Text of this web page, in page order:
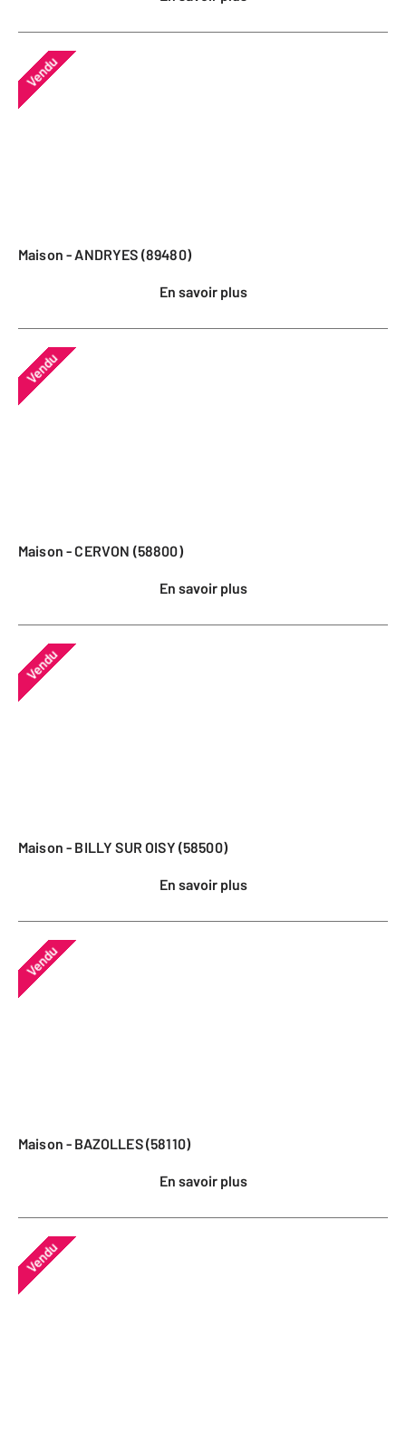
Vendu
Maison - ANDRYES (89480)
En savoir plus
Vendu
Maison - CERVON (58800)
En savoir plus
Vendu
Maison - BILLY SUR OISY (58500)
En savoir plus
Vendu
Maison - BAZOLLES (58110)
En savoir plus
Vendu